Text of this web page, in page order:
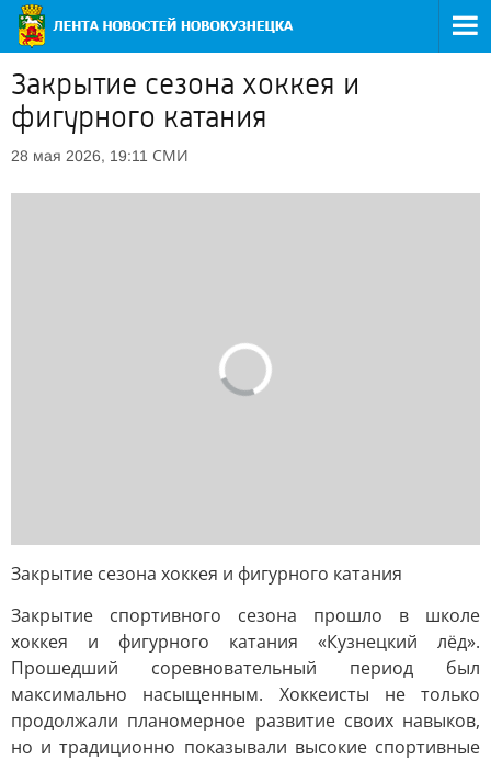
Закрытие сезона хоккея и
фигурного катания
28 мая 2026, 19:11 СМИ
Закрытие сезона хоккея и фигурного катания
Закрытие спортивного сезона прошло в школе
хоккея и фигурного катания «Кузнецкий лёд».
Прошедший соревновательный период был
максимально насыщенным. Хоккеисты не только
продолжали планомерное развитие своих навыков,
но и традиционно показывали высокие спортивные